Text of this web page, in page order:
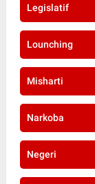
Legislatif
Lounching
Misharti
Narkoba
Negeri